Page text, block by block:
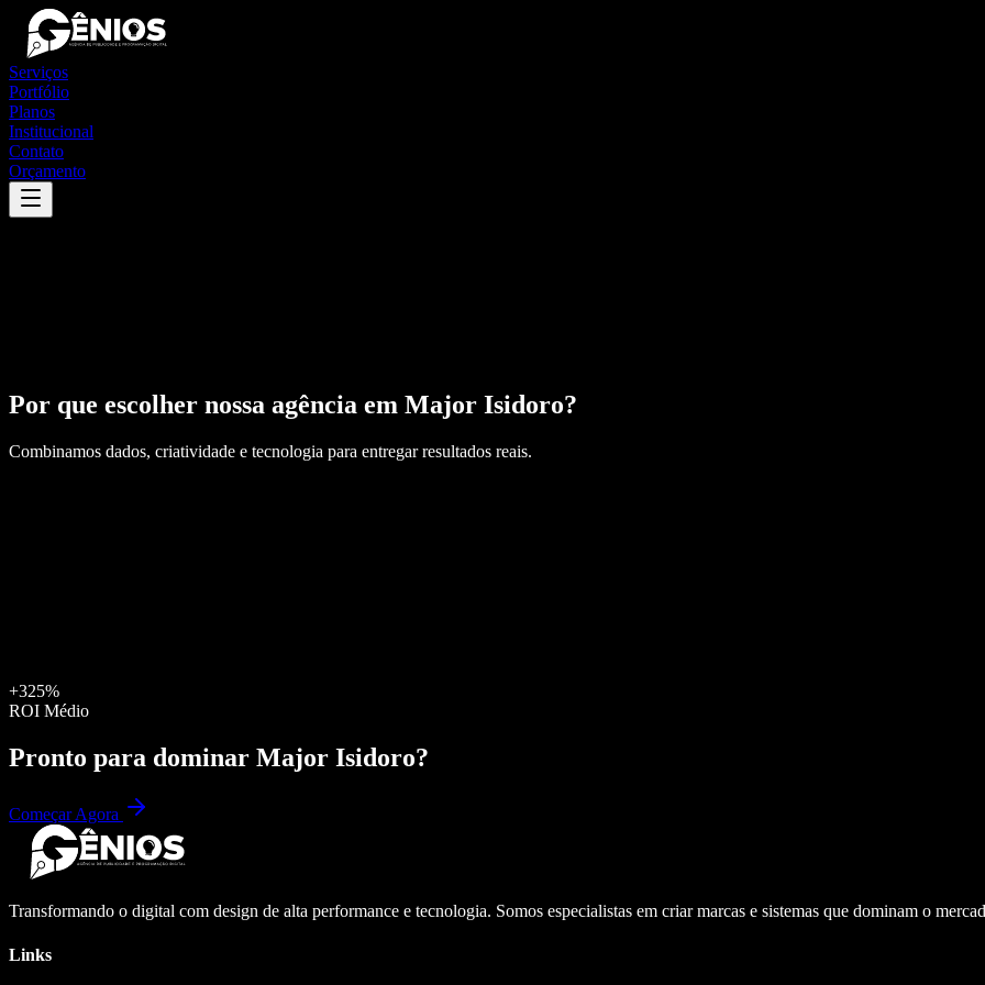
Serviços
Portfólio
Planos
Institucional
Contato
Orçamento
Por que escolher nossa agência em Major Isidoro?
Combinamos dados, criatividade e tecnologia para entregar resultados reais.
+325%
ROI Médio
Pronto para dominar Major Isidoro?
Começar Agora
Transformando o digital com design de alta performance e tecnologia. Somos especialistas em criar marcas e sistemas que dominam o
Links